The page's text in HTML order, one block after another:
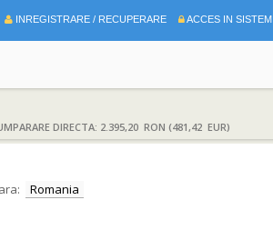
INREGISTRARE / RECUPERARE ACCES IN SISTEM
DIRECTA: 2.395,20 RON (481,42 EUR)
Romania